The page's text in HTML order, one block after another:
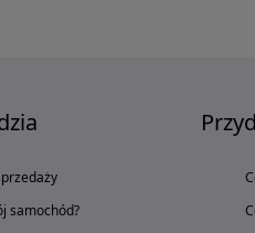
samochód?